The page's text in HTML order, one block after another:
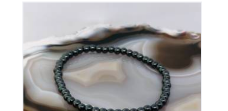
Bracelet Hématite sur Elastique